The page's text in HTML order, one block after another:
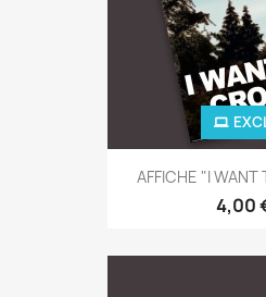
AFFICHE "I WANT
4,00